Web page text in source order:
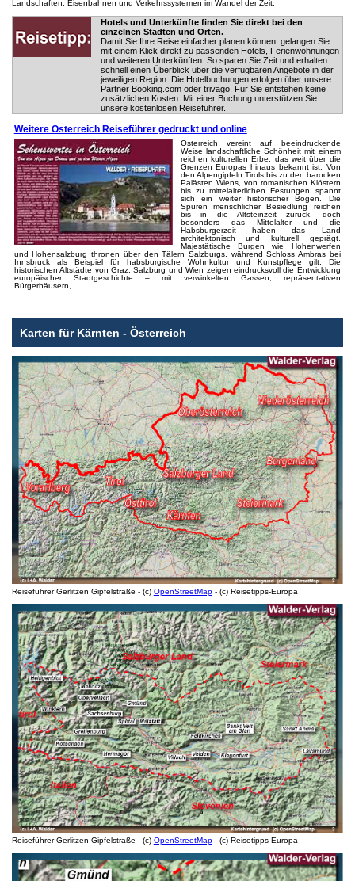
Landschaften, Eisenbahnen und Verkehrssystemen im Wandel der Zeit.
Hotels und Unterkünfte finden Sie direkt bei den
einzelnen Städten und Orten.
Damit Sie Ihre Reise einfacher planen können, gelangen Sie
mit einem Klick direkt zu passenden Hotels, Ferienwohnungen
und weiteren Unterkünften. So sparen Sie Zeit und erhalten
schnell einen Überblick über die verfügbaren Angebote in der
jeweiligen Region. Die Hotelbuchungen erfolgen über unsere
Partner Booking.com oder trivago. Für Sie entstehen keine
zusätzlichen Kosten. Mit einer Buchung unterstützen Sie
unsere kostenlosen Reiseführer.
Weitere Österreich Reiseführer gedruckt und online
Österreich vereint auf beeindruckende
Weise landschaftliche Schönheit mit einem
reichen kulturellen Erbe, das weit über die
Grenzen Europas hinaus bekannt ist. Von
den Alpengipfeln Tirols bis zu den barocken
Palästen Wiens, von romanischen Klöstern
bis zu mittelalterlichen Festungen spannt
sich ein weiter historischer Bogen. Die
Spuren menschlicher Besiedlung reichen
bis in die Altsteinzeit zurück, doch
besonders das Mittelalter und die
Habsburgerzeit haben das Land
architektonisch und kulturell geprägt.
Majestätische Burgen wie Hohenwerfen
und Hohensalzburg thronen über den Tälern Salzburgs, während Schloss Ambras bei
Innsbruck als Beispiel für habsburgische Wohnkultur und Kunstpflege gilt. Die
historischen Altstädte von Graz, Salzburg und Wien zeigen eindrucksvoll die Entwicklung
europäischer Stadtgeschichte – mit verwinkelten Gassen, repräsentativen
Bürgerhäusern, ...
Karten für Kärnten - Österreich
Reiseführer Gerlitzen Gipfelstraße - (c) OpenStreetMap- (c) Reisetipps-Europa
Reiseführer Gerlitzen Gipfelstraße - (c) OpenStreetMap- (c) Reisetipps-Europa